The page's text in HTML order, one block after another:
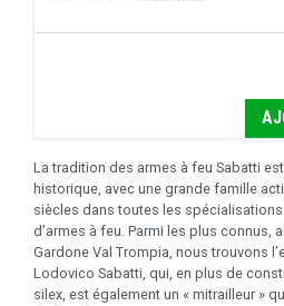
La tradition des armes à feu Sabatti
historique, avec une grande famille
siècles dans toutes les
d’armes à feu. Parmi les plus connus,
Gardone Val Trompia, nous trouvons
Lodovico Sabatti, qui, en plus de
silex, est également un « mitrailleur »